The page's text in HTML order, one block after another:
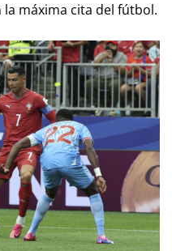
máxima cita del fútbol.